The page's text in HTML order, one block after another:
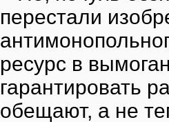
перестали
ресурс в
гарантировать
обещают, а не